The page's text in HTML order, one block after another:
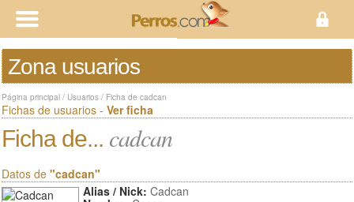
Zona usuarios
Página principal / Usuarios / Ficha de cadcan
Fichas de usuarios - Ver ficha
Ficha de... cadcan
Datos de "cadcan"
Alias / Nick: Cadcan